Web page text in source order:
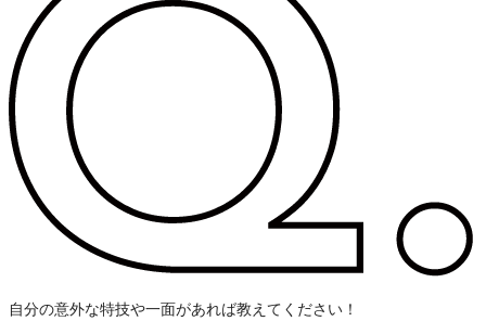
自分の意外な特技や一面があれば教えてください！